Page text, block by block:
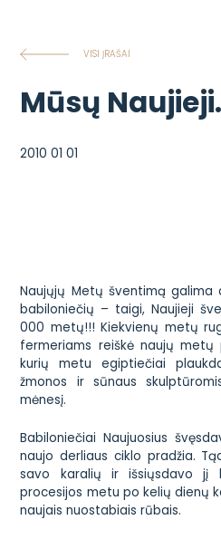
VISI ĮRAŠAI
Mūsų
2010 01 01
Naujųjų Metų šventimą
babiloniečių – taigi, Naujieji
000 metų!!! Kiekvienų metų
fermeriams reiškė naujų
kurių metu egiptiečiai
žmonos ir sūnaus
mėnesį.
Babiloniečiai Naujuosius
naujo derliaus ciklo pradžia.
savo karalių ir išsiųsdavo jį
procesijos metu po kelių dienų
naujais nuostabiais rūbais.